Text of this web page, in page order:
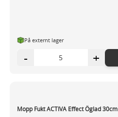
På externt lager
- +
Mopp Fukt ACTIVA Effect Öglad 30cm